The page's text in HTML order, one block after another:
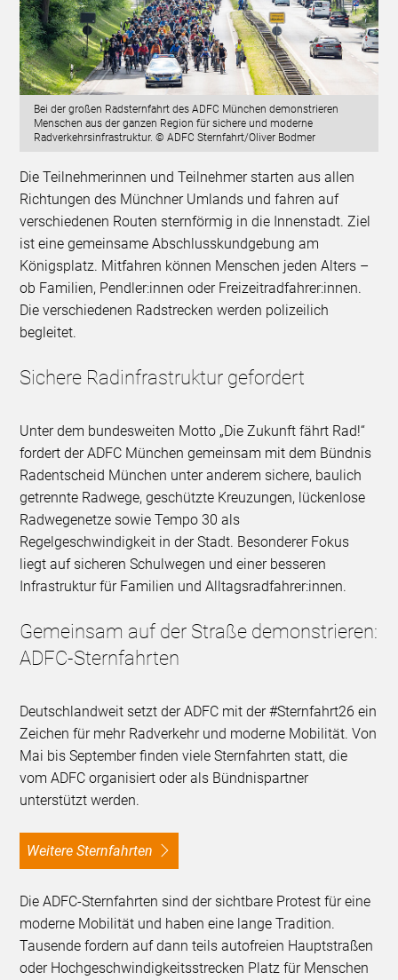
Bei der großen Radsternfahrt des ADFC München demonstrieren
Menschen aus der ganzen Region für sichere und moderne
Radverkehrsinfrastruktur. © ADFC Sternfahrt/Oliver Bodmer
Die Teilnehmerinnen und Teilnehmer starten aus allen
Richtungen des Münchner Umlands und fahren auf
verschiedenen Routen sternförmig in die Innenstadt. Ziel
ist eine gemeinsame Abschlusskundgebung am
Königsplatz. Mitfahren können Menschen jeden Alters –
ob Familien, Pendler:innen oder Freizeitradfahrer:innen.
Die verschiedenen Radstrecken werden polizeilich
begleitet.
Sichere Radinfrastruktur gefordert
Unter dem bundesweiten Motto „Die Zukunft fährt Rad!“
fordert der ADFC München gemeinsam mit dem Bündnis
Radentscheid München unter anderem sichere, baulich
getrennte Radwege, geschützte Kreuzungen, lückenlose
Radwegenetze sowie Tempo 30 als
Regelgeschwindigkeit in der Stadt. Besonderer Fokus
liegt auf sicheren Schulwegen und einer besseren
Infrastruktur für Familien und Alltagsradfahrer:innen.
Gemeinsam auf der Straße demonstrieren:
ADFC-Sternfahrten
Deutschlandweit setzt der ADFC mit der #Sternfahrt26 ein
Zeichen für mehr Radverkehr und moderne Mobilität. Von
Mai bis September finden viele Sternfahrten statt, die
vom ADFC organisiert oder als Bündnispartner
unterstützt werden.
Weitere Sternfahrten
Die ADFC-Sternfahrten sind der sichtbare Protest für eine
moderne Mobilität und haben eine lange Tradition.
Tausende fordern auf dann teils autofreien Hauptstraßen
oder Hochgeschwindigkeitsstrecken Platz für Menschen